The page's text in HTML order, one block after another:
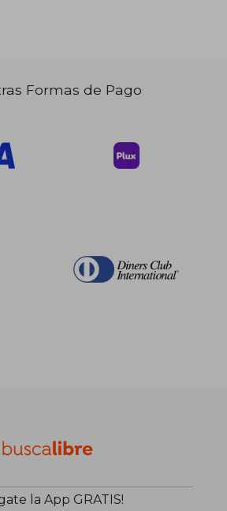
$ 364.45
200.45
40%
dcto.
Formas de Pago
la App GRATIS!